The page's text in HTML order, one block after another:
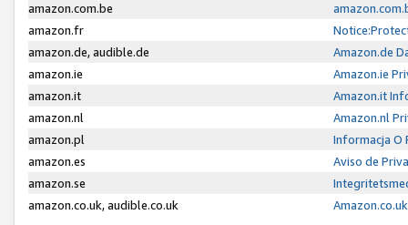
amazon.com.be
amazon.fr
amazon.de, audible.de
Amazon.de
amazon.ie
Amazon.ie
amazon.it
Amazon.it
amazon.nl
Amazon.nl
amazon.pl
Informacja O
amazon.es
Aviso de
amazon.se
amazon.co.uk, audible.co.uk